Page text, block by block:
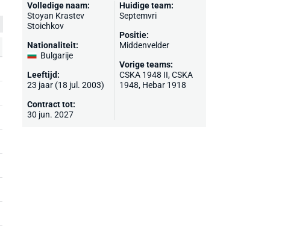
Volledige naam:
Stoyan Krastev
Stoichkov
Nationaliteit:
Bulgarije
Leeftijd:
23 jaar (18 jul. 2003)
Contract tot:
30 jun. 2027
Huidige team:
Septemvri
Positie:
Middenvelder
Vorige teams:
CSKA 1948 II,CSKA
1948, Hebar 1918